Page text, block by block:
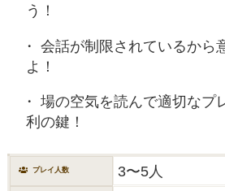
う！
会話が制限されているから
よ！
場の空気を読んで適切なプ
利の鍵！
プレイ人数 3〜5人